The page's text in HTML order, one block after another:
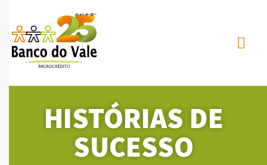
HISTÓRIAS DE
SUCESSO